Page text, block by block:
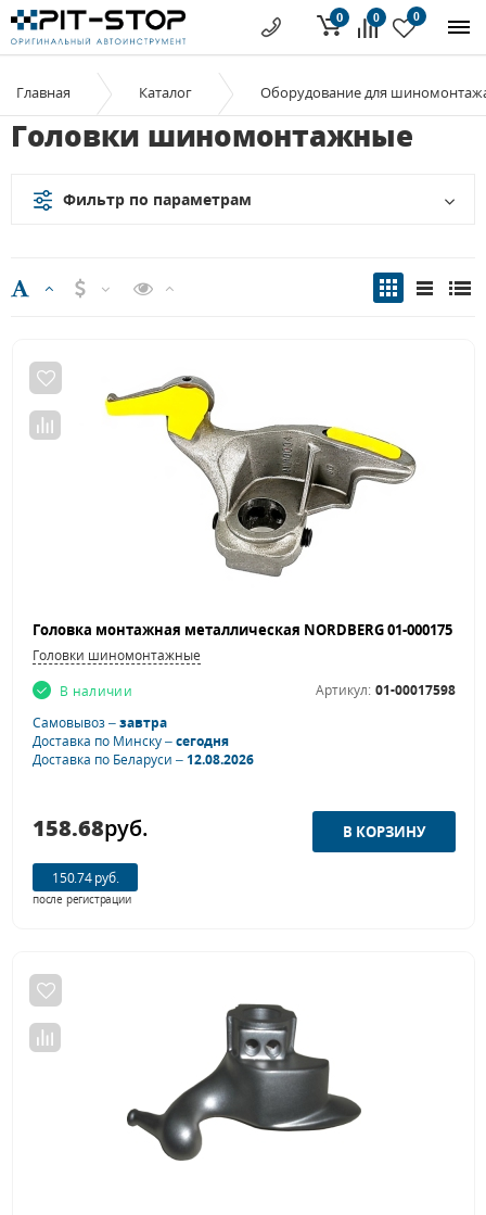
0 0
0
Главная Каталог Оборудование для
Головки шиномонтажные
Фильтр по параметрам
Головки шиномонтажные
В наличии
Артикул: 01-00017598
Самовывоз –завтра
Доставка по Минску –сегодня
Доставка по Беларуси –12.08.2026
158.68руб.
150.74 руб.
после регистрации